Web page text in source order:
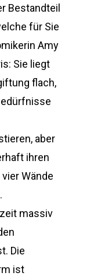
Bestandteil
für Sie
Amy
Sie liegt
flach,
aber
ihren
Wände
massiv
Die
ist